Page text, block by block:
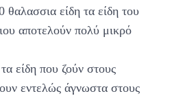
είδη τα είδη του
αποτελούν πολύ μικρό
είδη που ζούν στους
εντελώς άγνωστα στους